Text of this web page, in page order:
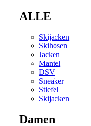
ALLE
Skijacken
Skihosen
Jacken
Mantel
DSV
Sneaker
Stiefel
Skijacken
Damen